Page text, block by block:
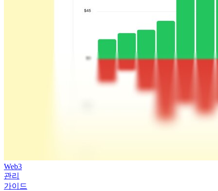
Web3
관리
가이드